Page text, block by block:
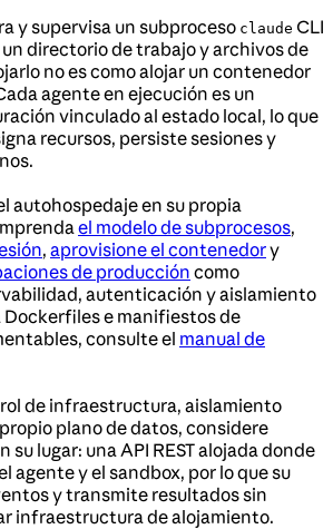
y supervisa un subproceso claude CLI
directorio de trabajo y archivos de
no es como alojar un contenedor
agente en ejecución es un
vinculado al estado local, lo que
recursos, persiste sesiones y
autohospedaje en su propia
el modelo de subprocesos,
, aprovisione el contenedory
de producción como
autenticación y aislamiento
e manifiestos de
consulte el manual de
de infraestructura, aislamiento
plano de datos, considere
su lugar: una API REST alojada donde
agente y el sandbox, por lo que su
y transmite resultados sin
infraestructura de alojamiento.